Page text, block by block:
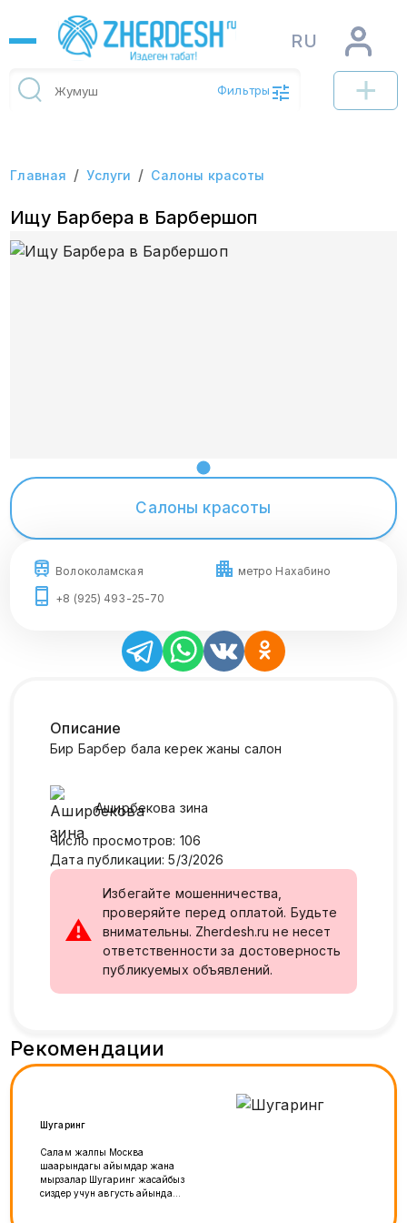
RU
Фильтры
Главная / Услуги / Салоны красоты
Ищу Барбера в Барбершоп
Салоны красоты
Волоколамская
метро Нахабино
+8 (925) 493-25-70
Описание
Бир Барбер бала керек жаны салон
Аширбекова зина
Число просмотров: 106
Дата публикации: 5/3/2026
⚠
Избегайте мошенничества,
проверяйте перед оплатой. Будьте
внимательны. Zherdesh.ru не несет
ответственности за достоверность
публикуемых объявлений.
Рекомендации
Шугаринг
Салам жалпы Москва
шаарындагы айымдар жана
мырзалар Шугаринг жасайбыз
сиздер учун августь айында